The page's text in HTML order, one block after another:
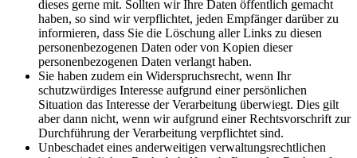
dieses gerne mit. Sollten wir Ihre Daten öffentlich gemacht
haben, so sind wir verpflichtet, jeden Empfänger darüber zu
informieren, dass Sie die Löschung aller Links zu diesen
personenbezogenen Daten oder von Kopien dieser
personenbezogenen Daten verlangt haben.
Sie haben zudem ein Widerspruchsrecht, wenn Ihr
schutzwürdiges Interesse aufgrund einer persönlichen
Situation das Interesse der Verarbeitung überwiegt. Dies gilt
aber dann nicht, wenn wir aufgrund einer Rechtsvorschrift zur
Durchführung der Verarbeitung verpflichtet sind.
Unbeschadet eines anderweitigen verwaltungsrechtlichen